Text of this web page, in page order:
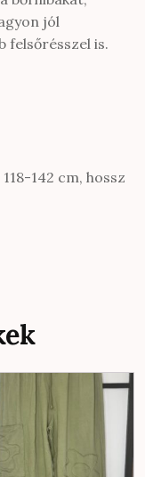
jól
felsőrésszel is.
142 cm, hossz